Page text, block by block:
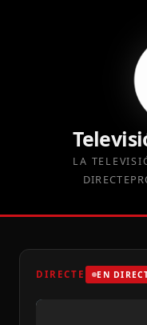
LA
DIRECTE
DIRECTE EN